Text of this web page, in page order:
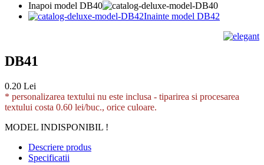
Inapoi model DB40
Inainte model DB42
DB41
0.20 Lei
* personalizarea textului nu este inclusa - tiparirea si procesarea
textului costa 0.60 lei/buc., orice culoare.
MODEL INDISPONIBIL !
Descriere produs
Specificatii